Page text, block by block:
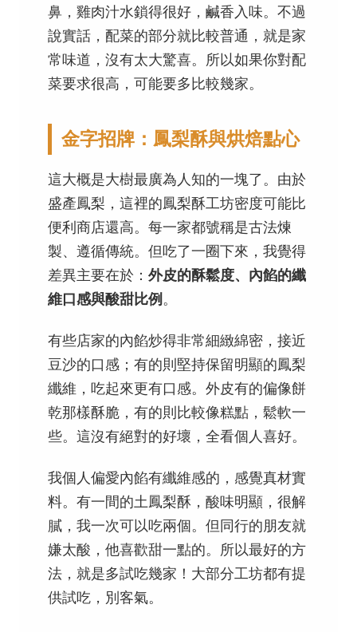
鼻，雞肉汁水鎖得很好，鹹香入味。不過
說實話，配菜的部分就比較普通，就是家
常味道，沒有太大驚喜。所以如果你對配
菜要求很高，可能要多比較幾家。
金字招牌：鳳梨酥與烘焙點心
這大概是大樹最廣為人知的一塊了。由於
盛產鳳梨，這裡的鳳梨酥工坊密度可能比
便利商店還高。每一家都號稱是古法煉
製、遵循傳統。但吃了一圈下來，我覺得
差異主要在於： 外皮的酥鬆度、內餡的纖
維口感與酸甜比例 。
有些店家的內餡炒得非常細緻綿密，接近
豆沙的口感；有的則堅持保留明顯的鳳梨
纖維，吃起來更有口感。外皮有的偏像餅
乾那樣酥脆，有的則比較像糕點，鬆軟一
些。這沒有絕對的好壞，全看個人喜好。
我個人偏愛內餡有纖維感的，感覺真材實
料。有一間的土鳳梨酥，酸味明顯，很解
膩，我一次可以吃兩個。但同行的朋友就
嫌太酸，他喜歡甜一點的。所以最好的方
法，就是多試吃幾家！大部分工坊都有提
供試吃，別客氣。